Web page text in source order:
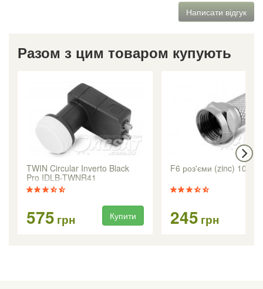
Написати відгук
Разом з цим товаром купують
TWIN Circular Inverto Black
Pro IDLB-TWNR41
575 грн Купити
F6 роз'єми (zinc) 100
245 грн